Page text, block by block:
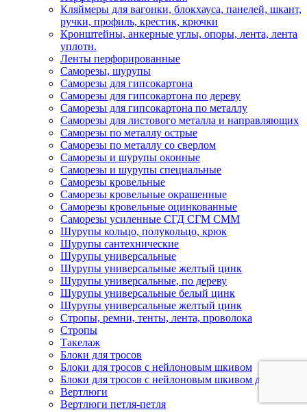
Кляймеры для вагонки, блокхауса, панелей, шкант,
ручки, профиль, крестик, крючки
Кронштейны, анкерные углы, опоры, лента, лента
уплотн.
Ленты перфорированные
Саморезы, шурупы
Саморезы для гипсокартона
Саморезы для гипсокартона по дереву
Саморезы для гипсокартона по металлу
Саморезы для листового металла и направляющих
Саморезы по металлу острые
Саморезы по металлу со сверлом
Саморезы и шурупы оконные
Саморезы и шурупы специальные
Саморезы кровельные
Саморезы кровельные окрашенные
Саморезы кровельные оцинкованные
Саморезы усиленные СГД СГМ СММ
Шурупы кольцо, полукольцо, крюк
Шурупы сантехнические
Шурупы универсальные
Шурупы универсальные желтый цинк
Шурупы универсальные, по дереву
Шурупы универсальные белый цинк
Шурупы универсальные желтый цинк
Стропы, ремни, тенты, лента, проволока
Стропы
Такелаж
Блоки для тросов
Блоки для тросов с нейлоновым шкивом
Блоки для тросов с нейлоновым шкивом двойные
Вертлюги
Вертлюги петля-петля